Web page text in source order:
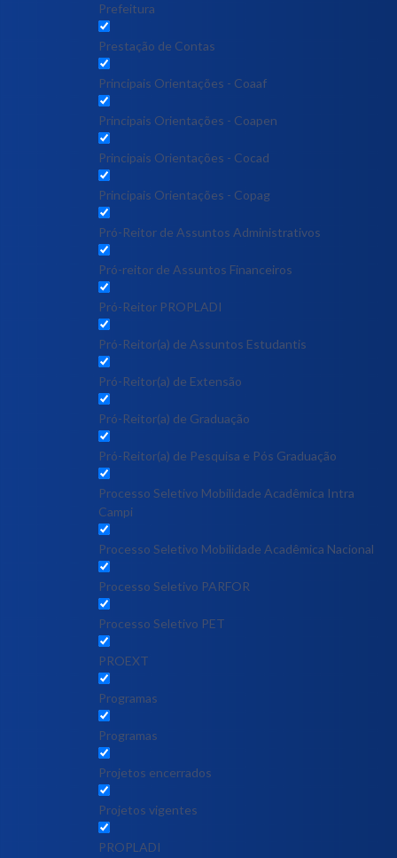
Prefeitura
Prestação de Contas
Principais Orientações - Coaaf
Principais Orientações - Coapen
Principais Orientações - Cocad
Principais Orientações - Copag
Pró-Reitor de Assuntos Administrativos
Pró-reitor de Assuntos Financeiros
Pró-Reitor PROPLADI
Pró-Reitor(a) de Assuntos Estudantis
Pró-Reitor(a) de Extensão
Pró-Reitor(a) de Graduação
Pró-Reitor(a) de Pesquisa e Pós Graduação
Processo Seletivo Mobilidade Acadêmica Intra
Campi
Processo Seletivo Mobilidade Acadêmica Nacional
Processo Seletivo PARFOR
Processo Seletivo PET
PROEXT
Programas
Programas
Projetos encerrados
Projetos vigentes
PROPLADI